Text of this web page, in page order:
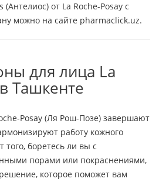
от La Roche-Posay с
можно на сайте pharmaclick.uz.
для лица La
Ташкенте
Posay (Ля Рош-Позе) завершают
работу кожного
того, боретесь ли вы с
порами или покраснениями,
которое поможет вам